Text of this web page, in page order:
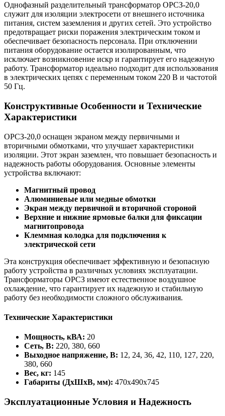
Однофазный разделительный трансформатор ОРСЗ-20,0
служит для изоляции электросети от внешнего источника
питания, систем заземления и других сетей. Это устройство
предотвращает риски поражения электрическим током и
обеспечивает безопасность персонала. При отключении
питания оборудование остается изолированным, что
исключает возникновение искр и гарантирует его надежную
работу. Трансформатор идеально подходит для использования
в электрических цепях с переменным током 220 В и частотой
50 Гц.
Конструктивные Особенности и Технические
Характеристики
ОРСЗ-20,0 оснащен экраном между первичными и
вторичными обмотками, что улучшает характеристики
изоляции. Этот экран заземлен, что повышает безопасность и
надежность работы оборудования. Основные элементы
устройства включают:
Магнитный провод
Алюминиевые или медные обмотки
Экран между первичной и вторичной стороной
Верхние и нижние ярмовые балки для фиксации
магнитопровода
Клеммная колодка для подключения к
электрической сети
Эта конструкция обеспечивает эффективную и безопасную
работу устройства в различных условиях эксплуатации.
Трансформаторы OPCЗ имеют естественное воздушное
охлаждение, что гарантирует их надежную и стабильную
работу без необходимости сложного обслуживания.
Технические Характеристики
Мощность, кВА: 20
Сеть, В: 220, 380, 660
Выходное напряжение, В: 12, 24, 36, 42, 110, 127, 220,
380, 660
Вес, кг: 145
Габариты (ДхШхВ, мм): 470x490x745
Эксплуатационные Условия и Надежность